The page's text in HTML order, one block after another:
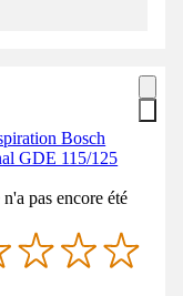
Bosch
GDE 115/125
pas encore été